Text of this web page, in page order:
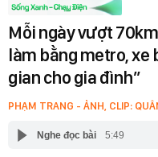
Mỗi ngày vượt
làm bằng metro,
gian cho gia đình”
PHẠM TRANG - ẢNH, CLIP:
Nghe đọc bài 5:49